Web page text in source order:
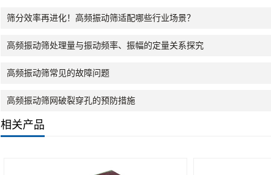
筛分效率再进化！高频振动筛适配哪些行业场景？
高频振动筛处理量与振动频率、振幅的定量关系探究
高频振动筛常见的故障问题
高频振动筛网破裂穿孔的预防措施
相关产品